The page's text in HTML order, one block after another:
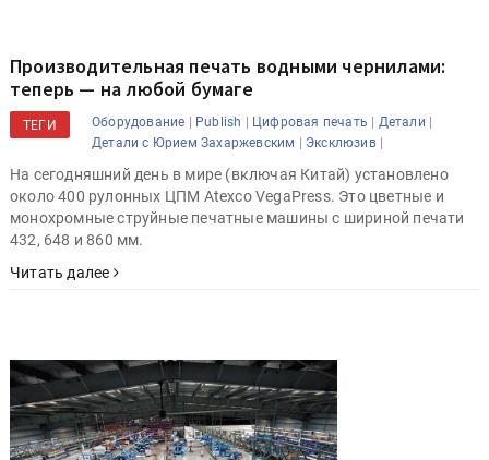
Производительная печать водными чернилами:
теперь — на любой бумаге
ТЕГИ Оборудование | Publish | Цифровая печать | Детали |
Детали с Юрием Захаржевским | Эксклюзив|
На сегодняшний день в мире (включая Китай) установлено
около 400 рулонных ЦПМ Atexco VegaPress. Это цветные и
монохромные струйные печатные машины с шириной печати
432, 648 и 860 мм.
Читать далее